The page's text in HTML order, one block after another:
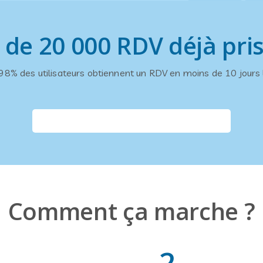
Comment ça marche ?
de 20 000 RDV déjà
des utilisateurs obtiennent un RDV en moins de 10 jours